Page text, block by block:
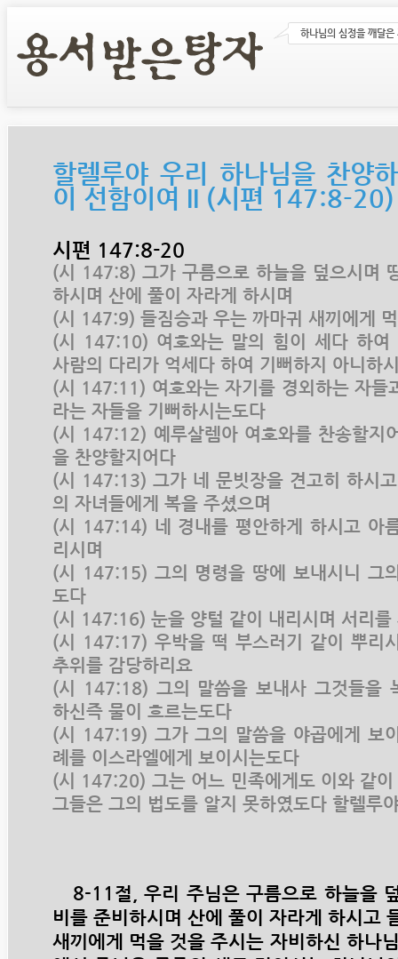
하나님의 심정을 깨달은
할렐루야 우리 하나님을 찬양
이 선함이여 II (시편 147:8-20)
시편 147:8-20
(시 147:8) 그가 구름으로 하늘을 덮으시며
하시며 산에 풀이 자라게 하시며
(시 147:9) 들짐승과 우는 까마귀 새끼에게
(시 147:10) 여호와는 말의 힘이 세다 하여
사람의 다리가 억세다 하여 기뻐하지 아니하
(시 147:11) 여호와는 자기를 경외하는 자들
라는 자들을 기뻐하시는도다
(시 147:12) 예루살렘아 여호와를 찬송할지
을 찬양할지어다
(시 147:13) 그가 네 문빗장을 견고히 하시
의 자녀들에게 복을 주셨으며
(시 147:14) 네 경내를 평안하게 하시고 아
리시며
(시 147:15) 그의 명령을 땅에 보내시니 그
도다
(시 147:16) 눈을 양털 같이 내리시며 서리를
(시 147:17) 우박을 떡 부스러기 같이 뿌리
추위를 감당하리요
(시 147:18) 그의 말씀을 보내사 그것들을
하신즉 물이 흐르는도다
(시 147:19) 그가 그의 말씀을 야곱에게 보
례를 이스라엘에게 보이시는도다
(시 147:20) 그는 어느 민족에게도 이와 같
그들은 그의 법도를 알지 못하였도다 할렐루
8-11절, 우리 주님은 구름으로 하늘을
비를 준비하시며 산에 풀이 자라게 하시고
새끼에게 먹을 것을 주시는 자비하신 하나